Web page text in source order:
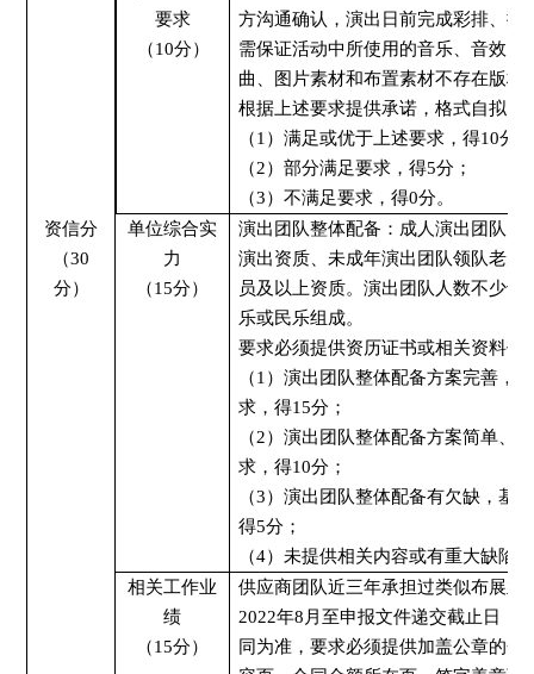
要求
（10分）
方沟通确认，演出日前完成彩排、搭
需保证活动中所使用的音乐、音效、
曲、图片素材和布置素材不存在版权
根据上述要求提供承诺，格式自拟。
（1）满足或优于上述要求，得10分
（2）部分满足要求，得5分；
（3）不满足要求，得0分。
资信分
（30
分）
单位综合实
力
（15分）
演出团 队整体配备：成人演出团队需
演出资质 、未成年演出团队领队老
员及以上资质。演出团队 人数不少于
乐或民乐组成。
要求必须提供资历证书或相关资料作
（1）演出团队整体配备方案完善，
求，得15分；
（2）演出团队整体配备方案简单、
求，得10分；
（3）演出团队整体配备有欠缺，基
得5分；
（4）未提供相关内容或有重大缺陷
相关工作业
绩
（15分）
供应商团队近三年承担过类似布展业
2022年8 月至申报文件递交截止日，
同为准，要求必须提供加盖公章的合